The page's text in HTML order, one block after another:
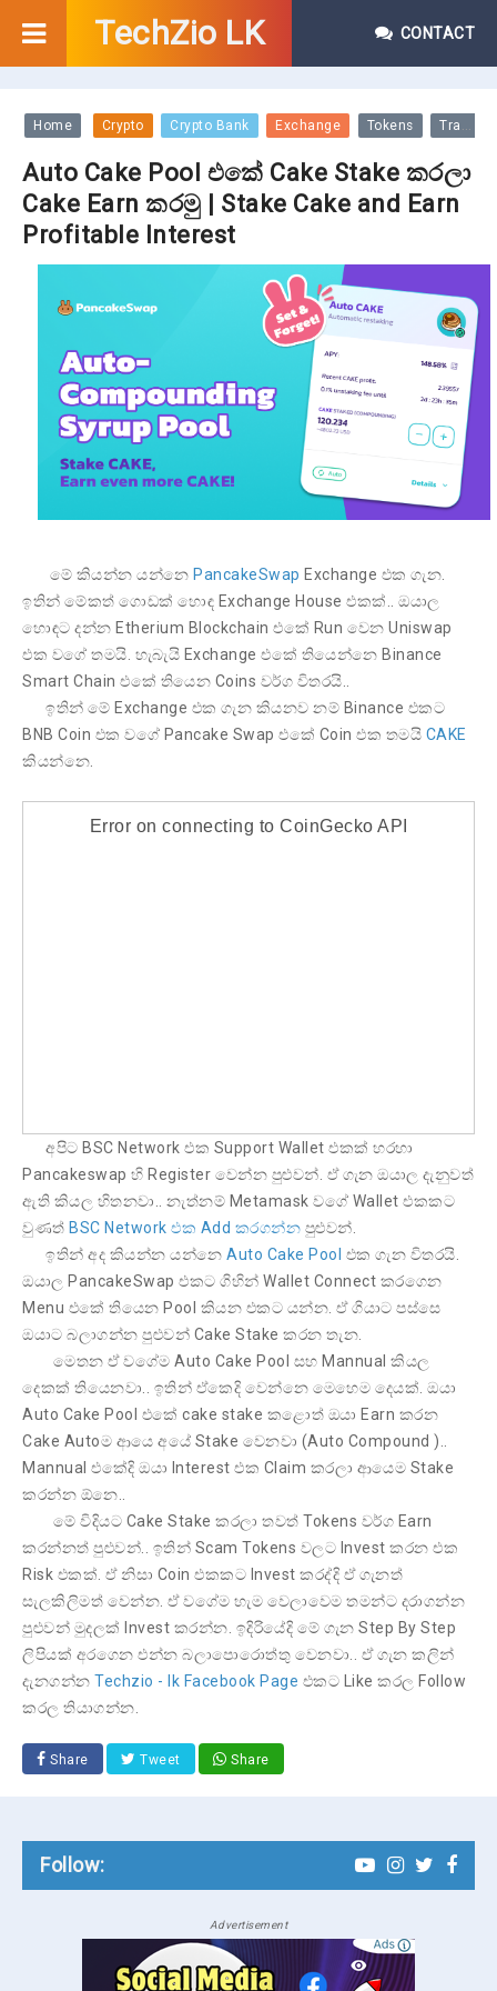
TechZio LK CONTACT
Home Crypto Crypto Bank Exchange Tokens Trading
Auto Cake Pool එකේ Cake Stake කරලා
Cake Earn කරමු | Stake Cake and Earn
Profitable Interest
මේ කියන්න යන්නෙ PancakeSwap Exchange එක ගැන.
ඉතින් මේකත් ගොඩක් හොඳ Exchange House එකක්.. ඔයාල
හොඳට දන්න Etherium Blockchain එකේ Run වෙන Uniswap
එක වගේ තමයි. හැබැයි Exchange එකේ තියෙන්නෙ Binance
Smart Chain එකේ තියෙන Coins වර්ග විතරයි..
ඉතින් මේ Exchange එක ගැන කියනව නම් Binance එකට
BNB Coin එක වගේ Pancake Swap එකේ Coin එක තමයි CAKE
කියන්නෙ.
අපිට BSC Network එක Support Wallet එකක් හරහා
Pancakeswap හි Register වෙන්න පුළුවන්. ඒ ගැන ඔයාල දැනුවත්
ඇති කියල හිතනවා.. නැත්නම් Metamask වගේ Wallet එකකට
වුණත් BSC Network එක Add කරගන්න පුළුවන්.
ඉතින් අද කියන්න යන්නෙ Auto Cake Pool එක ගැන විතරයි.
ඔයාල PancakeSwap එකට ගිහින් Wallet Connect කරගෙන
Menu එකේ තියෙන Pool කියන එකට යන්න. ඒ ගියාට පස්සෙ
ඔයාට බලාගන්න පුළුවන් Cake Stake කරන තැන.
මෙතන ඒ වගේම Auto Cake Pool සහ Mannual කියල
දෙකක් තියෙනවා.. ඉතින් ඒකෙදි වෙන්නෙ මෙහෙම දෙයක්. ඔයා
Auto Cake Pool එකේ cake stake කළොත් ඔයා Earn කරන
Cake Autoම ආයෙ අයේ Stake වෙනවා (Auto Compound )..
Mannual එකේදි ඔයා Interest එක Claim කරලා ආයෙම Stake
කරන්න ඕනෙ..
මේ විදියට Cake Stake කරලා තවත් Tokens වර්ග Earn
කරන්නත් පුළුවන්.. ඉතින් Scam Tokens වලට Invest කරන එක
Risk එකක්. ඒ නිසා Coin එකකට Invest කරද්දි ඒ ගැනත්
සැලකිලිමත් වෙන්න. ඒ වගේම හැම වෙලාවෙම තමන්ට දරාගන්න
පුළුවන් මුදලක් Invest කරන්න. ඉදිරියේදි මේ ගැන Step By Step
ලිපියක් අරගෙන එන්න බලාපොරොත්තු වෙනවා.. ඒ ගැන කලින්
දැනගන්න Techzio - lk Facebook Page එකට Like කරල Follow
කරල තියාගන්න.
Share Tweet Share
Follow:
Advertisement